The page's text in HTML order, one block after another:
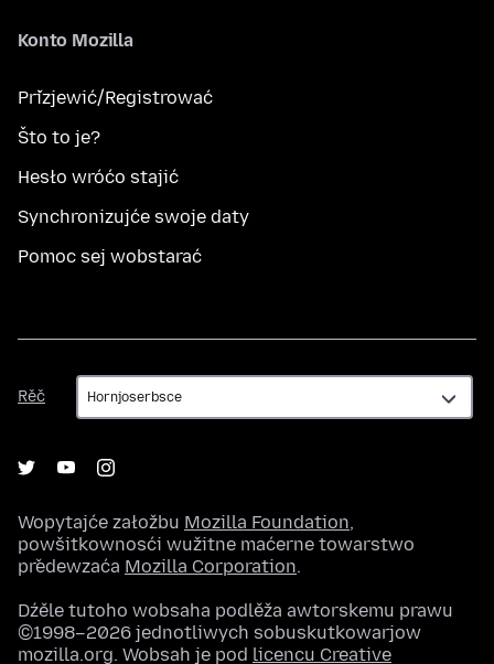
Konto Mozilla
Přizjewić/Registrować
Što to je?
Hesło wróćo stajić
Synchronizujće swoje daty
Pomoc sej wobstarać
Rěč
Rěč
Wopytajće załožbu Mozilla Foundation,
powšitkownosći wužitne maćerne towarstwo
předewzaća Mozilla Corporation.
Dźěle tutoho wobsaha podlěža awtorskemu prawu
©1998–2026 jednotliwych sobuskutkowarjow
mozilla.org. Wobsah je pod licencu Creative